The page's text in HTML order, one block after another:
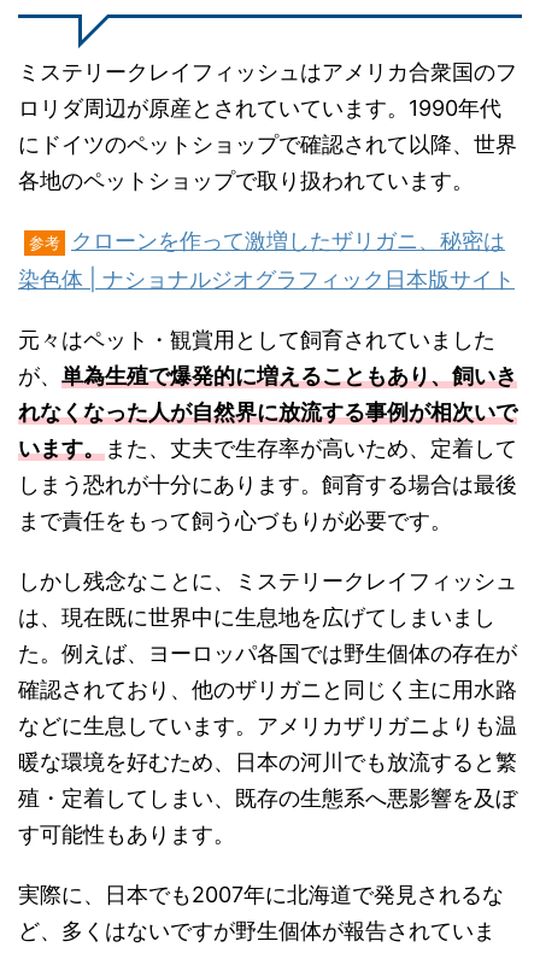
ミステリークレイフィッシュはアメリカ合衆国のフ
ロリダ周辺が原産とされていています。1990年代
にドイツのペットショップで確認されて以降、世界
各地のペットショップで取り扱われています。
参考
クローンを作って激増したザリガニ、秘密は
染色体 | ナショナルジオグラフィック日本版サイト
元々はペット・観賞用として飼育されていました
が、 単為生殖で爆発的に増えることもあり、飼いき
れなくなった人が自然界に放流する事例が相次いで
います。また、丈夫で生存率が高いため、定着して
しまう恐れが十分にあります。飼育する場合は最後
まで責任をもって飼う心づもりが必要です。
しかし残念なことに、ミステリークレイフィッシュ
は、現在既に世界中に生息地を広げてしまいまし
た。例えば、ヨーロッパ各国では野生個体の存在が
確認されており、他のザリガニと同じく主に用水路
などに生息しています。アメリカザリガニよりも温
暖な環境を好むため、日本の河川でも放流すると繁
殖・定着してしまい、既存の生態系へ悪影響を及ぼ
す可能性もあります。
実際に、日本でも2007年に北海道で発見されるな
ど、多くはないですが野生個体が報告されていま